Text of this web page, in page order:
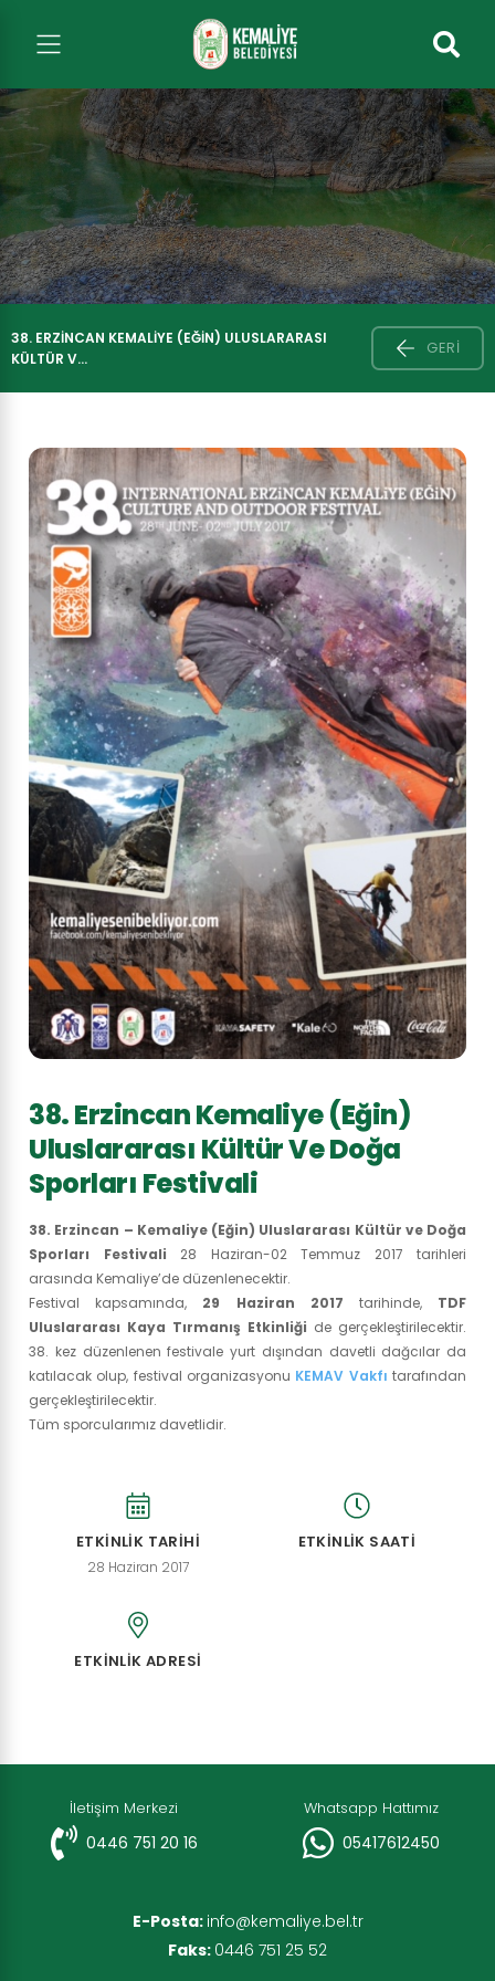
38. ERZINCAN KEMALIYE (EĞIN) ULUSLARARASI
KÜLTÜR V...
GERI
38. Erzincan Kemaliye (Eğin)
Uluslararası Kültür Ve Doğa
Sporları Festivali
38. Erzincan – Kemaliye (Eğin) Uluslararası Kültür ve Doğa
Sporları Festivali 28 Haziran-02 Temmuz 2017 tarihleri
arasında Kemaliye’de düzenlenecektir.
Festival kapsamında, 29 Haziran 2017 tarihinde, TDF
Uluslararası Kaya Tırmanış Etkinliği de gerçekleştirilecektir.
38. kez düzenlenen festivale yurt dışından davetli dağcılar da
katılacak olup, festival organizasyonu KEMAV Vakfı tarafından
gerçekleştirilecektir.
Tüm sporcularımız davetlidir.
ETKİNLİK TARİHİ
28 Haziran 2017
ETKİNLİK SAATİ
ETKİNLİK ADRESİ
İletişim Merkezi
0446 751 20 16
Whatsapp Hattımız
05417612450
E-Posta: info@kemaliye.bel.tr
Faks: 0446 751 25 52